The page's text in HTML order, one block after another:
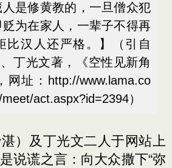
人是修黄教的，一旦僧众犯
为在家人，一辈子不得再
比汉人还严格。】（引自
丁光文著，《空性见新角
网址：http://www.lama.co
act.aspx?id=2394）
）及丁光文二人于网站上
说谎之言：向大众撒下“弥